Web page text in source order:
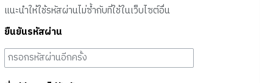
แนะนำให้ใช้รหัสผ่านไม่ซ้ำกับที่ใช้ในเว็บไซต์อื่น
ยืนยันรหัสผ่าน